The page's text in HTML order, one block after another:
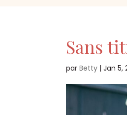
Sans
parBetty |Jan 5,